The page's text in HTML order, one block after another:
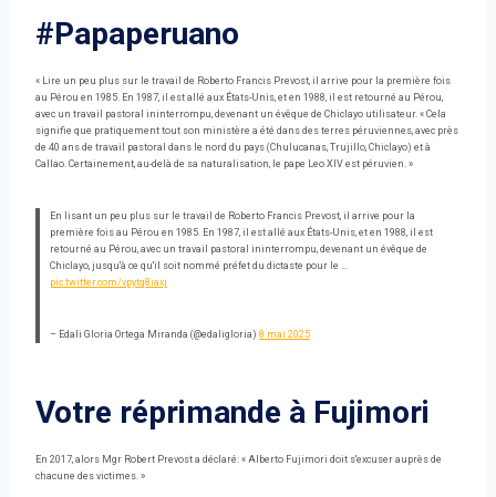
#Papaperuano
« Lire un peu plus sur le travail de Roberto Francis Prevost, il arrive pour la première fois
au Pérou en 1985. En 1987, il est allé aux États-Unis, et en 1988, il est retourné au Pérou,
avec un travail pastoral ininterrompu, devenant un évêque de Chiclayo utilisateur. « Cela
signifie que pratiquement tout son ministère a été dans des terres péruviennes, avec près
de 40 ans de travail pastoral dans le nord du pays (Chulucanas, Trujillo, Chiclayo) et à
Callao. Certainement, au-delà de sa naturalisation, le pape Leo XIV est péruvien. »
En lisant un peu plus sur le travail de Roberto Francis Prevost, il arrive pour la
première fois au Pérou en 1985. En 1987, il est allé aux États-Unis, et en 1988, il est
retourné au Pérou, avec un travail pastoral ininterrompu, devenant un évêque de
Chiclayo, jusqu'à ce qu'il soit nommé préfet du dictaste pour le …
pic.twitter.com/vpytq8iaxj
– Edali Gloria Ortega Miranda (@edaligloria) 8 mai 2025
Votre réprimande à Fujimori
En 2017, alors Mgr Robert Prevost a déclaré: « Alberto Fujimori doit s'excuser auprès de
chacune des victimes. »